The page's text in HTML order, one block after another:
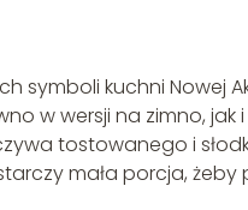
symboli kuchni Nowej
w wersji na zimno, jak
tostowanego i
mała porcja,